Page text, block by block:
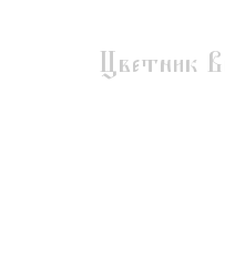
Цветник